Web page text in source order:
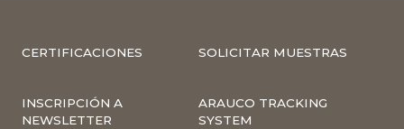
CERTIFICACIONES SOLICITAR MUESTRAS
INSCRIPCIÓN A
NEWSLETTER
ARAUCO TRACKING
SYSTEM